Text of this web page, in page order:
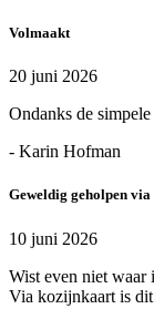
Volmaakt
20 juni 2026
Ondanks de
- Karin Hofman
Geweldig geholpen
10 juni 2026
Wist even niet waar
Via kozijnkaart is